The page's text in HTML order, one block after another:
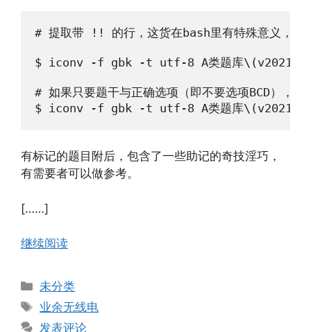
# 提取带 !! 的行，这货在bash里有特殊意义，所
$ iconv -f gbk -t utf-8 A类题库
# 如果只要题干与正确选项（即不要选项BCD），则
有标记的题目附后，包含了一些助记的奇技淫巧，
有需要者可以做参考。
[……]
继续阅读
分
类
未分类
标
签
业余无线电
发表评论